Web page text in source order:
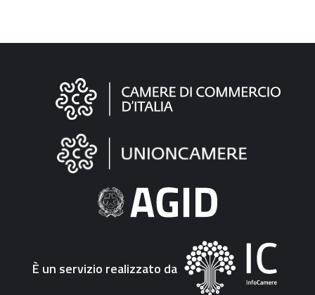
Informazioni
"Fattura
Elettronica"
È un servizio realizzato da